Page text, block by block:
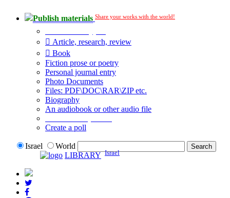
Publish materials Share your works with the world!
Article, research, review
Book
Fiction prose or poetry
Personal journal entry
Photo Documents
Files: PDF\DOC\RAR\ZIP etc.
Biography
An audiobook or other audio file
Create a poll
Israel
World
LIBRARY Israel